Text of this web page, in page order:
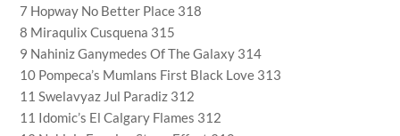
7 Hopway No Better Place 318
8 Miraqulix Cusquena 315
9 Nahiniz Ganymedes Of The Galaxy 314
10 Pompeca’s Mumlans First Black Love 313
11 Swelavyaz Jul Paradiz 312
11 Idomic’s El Calgary Flames 312